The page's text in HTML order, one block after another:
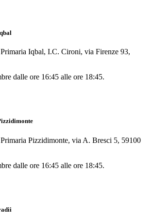
Iqbal, I.C. Cironi, via Firenze 93,
dalle ore 16:45 alle ore 18:45.
Pizzidimonte, via A. Bresci 5, 59100
dalle ore 16:45 alle ore 18:45.